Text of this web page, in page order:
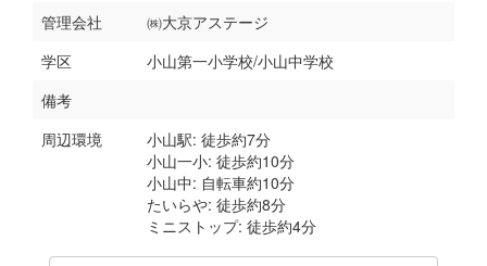
管理会社
㈱大京アステージ
学区
小山第一小学校/小山中学校
備考
周辺環境
小山駅: 徒歩約7分
小山一小: 徒歩約10分
小山中: 自転車約10分
たいらや: 徒歩約8分
ミニストップ: 徒歩約4分